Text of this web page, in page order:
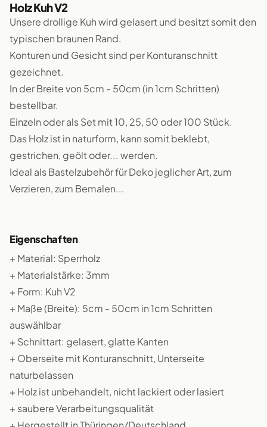
Holz Kuh V2
Unsere drollige Kuh wird gelasert und besitzt somit den
typischen braunen Rand.
Konturen und Gesicht sind per Konturanschnitt
gezeichnet.
In der Breite von 5cm - 50cm (in 1cm Schritten)
bestellbar.
Einzeln oder als Set mit 10, 25, 50 oder 100 Stück.
Das Holz ist in naturform, kann somit beklebt,
gestrichen, geölt oder... werden.
Ideal als Bastelzubehör für Deko jeglicher Art, zum
Verzieren, zum Bemalen...
Eigenschaften
+ Material: Sperrholz
+ Materialstärke: 3mm
+ Form: Kuh V2
+ Maße (Breite): 5cm - 50cm in 1cm Schritten
auswählbar
+ Schnittart: gelasert, glatte Kanten
+ Oberseite mit Konturanschnitt, Unterseite
naturbelassen
+ Holz ist unbehandelt, nicht lackiert oder lasiert
+ saubere Verarbeitungsqualität